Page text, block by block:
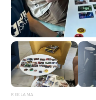
REKLAMA